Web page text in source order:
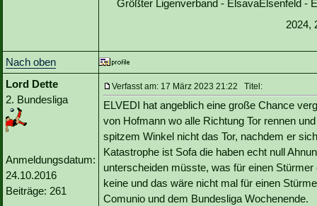
Größter Ligenverband - ElsavaElsenfeld -
2024,
Nach oben
Lord Dette
2. Bundesliga
Anmeldungsdatum:
24.10.2016
Beiträge: 261
Verfasst am: 17 März 2023 21:22 Titel:
ELVEDI hat angeblich eine große Chance
von Hofmann wo alle Richtung Tor rennen
spitzem Winkel nicht das Tor, nachdem er
Katastrophe ist Sofa die haben echt null
unterscheiden müsste, was für einen
keine und das wäre nicht mal für einen
Comunio und dem Bundesliga Wochenende.